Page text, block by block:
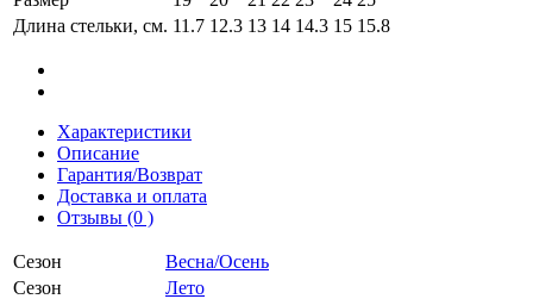
Длина стельки, см. 11.7 12.3 13 14 14.3 15 15.8
Характеристики
Описание
Гарантия/Возврат
Доставка и оплата
Отзывы (0 )
Сезон
Весна/Осень
Сезон
Лето